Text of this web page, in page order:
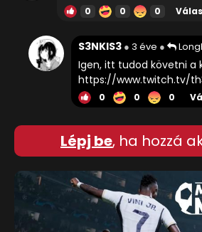
0 0 0
S3NKIS3 3 éve
Igen, itt tudod követni a
https://www.twitch.tv/
0 0 0
Lépj be, ha hozzá